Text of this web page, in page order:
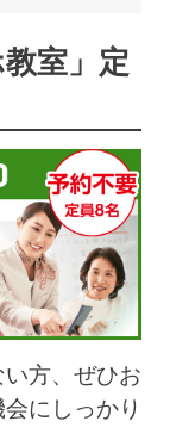
室」定
方、ぜひお
にしっかり